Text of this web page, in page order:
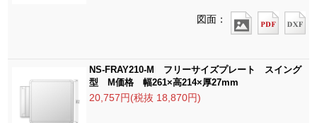
図面：
NS-FRAY210-M フリーサイズプレート スイング
型 M価格 幅261×高214×厚27mm
20,757円(税抜 18,870円)